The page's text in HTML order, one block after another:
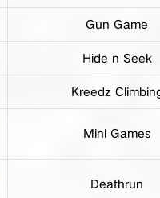
Gun Game
Hide n Seek
Kreedz
Mini Games
Deathrun